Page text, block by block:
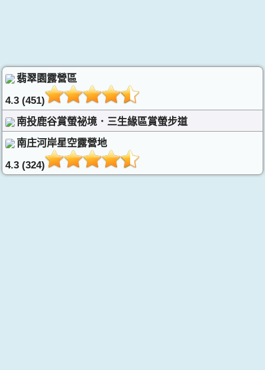
翡翠園露營區
4.3 (451)
南投鹿谷賞螢祕境．三生緣區賞螢步道
南庄河岸星空露營地
4.3 (324)